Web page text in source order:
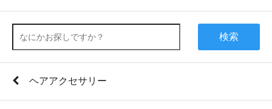
検索
ヘアアクセサリー